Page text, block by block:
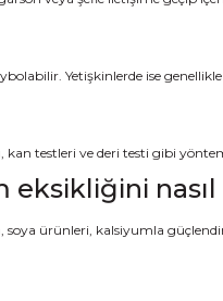
Yetişkinlerde ise genellikle
testleri ve deri testi gibi
eksikliğini
soya ürünleri, kalsiyumla